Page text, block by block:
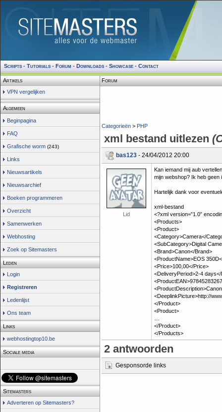
Scripts - Tutorials - Forum - Downloads - Showcase - Contact
Artikels
VPN vergelijken
Algemeen
Beginpagina
FAQ
Grafische worm (243)
Links
Nieuwsartikels
Nieuwsarchief
Boeken programmeren
Overzicht
Samenwerken
Webhosting
Zoek op Sitemasters
Leden
Login
Registreren
Ledenlijst
Ons team
Links
webhostingtop10.be
Sociale media
Sitemasters
Adverteren op Sitemasters?
Forum
Categorieën > PHP
xml bestand uitlezen
bas123 - 24/04/2012 20:00
Lid
Kan iemand mij aub
mijn webshop? Ik heb geen
Hartelijk dank voor
xml-bestand
<?xml version=”1.0”
<Products>
<Product>
<Category>Camera</
<SubCategory>Digital
<Brand>Canon</Brand>
<ProductName>EOS
<Price>100,00</Price>
<DeliveryPeriod>2-4
<DeeplinkPicture>http://
</Product>
<Product>
</Product>
</Products>
2 antwoorden
Gesponsorde links